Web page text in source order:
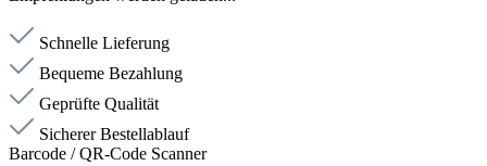
Schnelle Lieferung
Bequeme Bezahlung
Geprüfte Qualität
Sicherer Bestellablauf
Barcode / QR-Code Scanner